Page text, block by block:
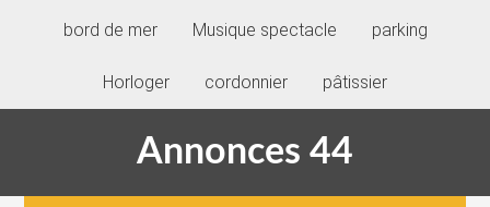
bord de mer Musique spectacle parking
Horloger cordonnier pâtissier
Annonces 44